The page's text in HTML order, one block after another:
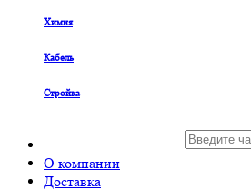
Химия
Кабель
Стройка
О компании
Доставка